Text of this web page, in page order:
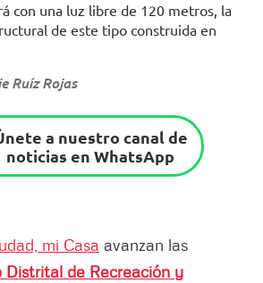
con una luz libre de 120 metros, la
de este tipo construida en
Ruíz Rojas
a nuestro canal de
noticias en WhatsApp
mi Casa avanzan las
de Recreación y